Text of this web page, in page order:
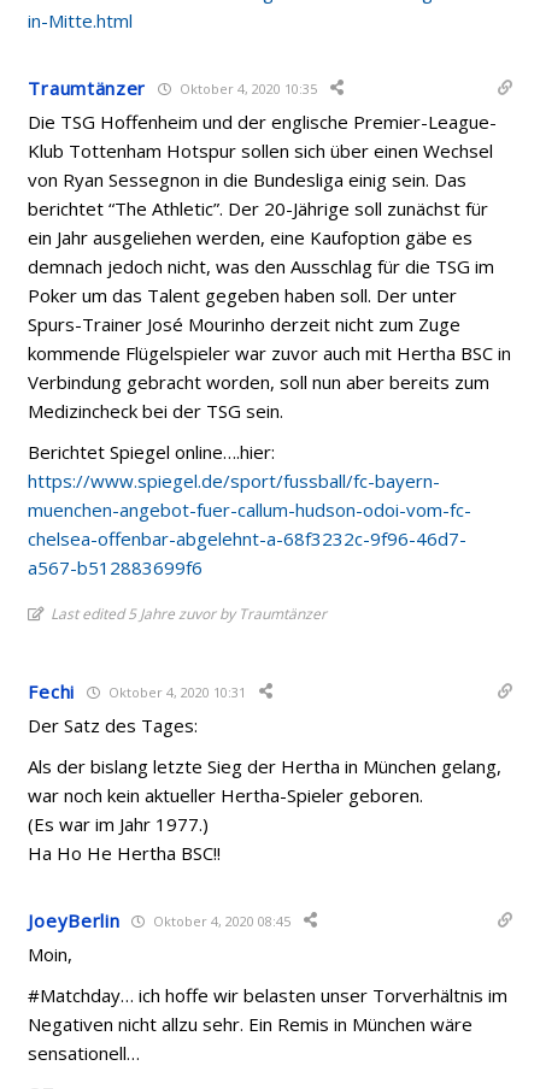
in-Mitte.html
Traumtänzer Oktober 4, 2020 10:35
Die TSG Hoffenheim und der englische Premier-League-
Klub Tottenham Hotspur sollen sich über einen Wechsel
von Ryan Sessegnon in die Bundesliga einig sein. Das
berichtet “The Athletic”. Der 20-Jährige soll zunächst für
ein Jahr ausgeliehen werden, eine Kaufoption gäbe es
demnach jedoch nicht, was den Ausschlag für die TSG im
Poker um das Talent gegeben haben soll. Der unter
Spurs-Trainer José Mourinho derzeit nicht zum Zuge
kommende Flügelspieler war zuvor auch mit Hertha BSC in
Verbindung gebracht worden, soll nun aber bereits zum
Medizincheck bei der TSG sein.
Berichtet Spiegel online….hier:
https://www.spiegel.de/sport/fussball/fc-bayern-
muenchen-angebot-fuer-callum-hudson-odoi-vom-fc-
chelsea-offenbar-abgelehnt-a-68f3232c-9f96-46d7-
a567-b512883699f6
Last edited 5 Jahre zuvor by Traumtänzer
Fechi Oktober 4, 2020 10:31
Der Satz des Tages:
Als der bislang letzte Sieg der Hertha in München gelang,
war noch kein aktueller Hertha-Spieler geboren.
(Es war im Jahr 1977.)
Ha Ho He Hertha BSC!!
JoeyBerlin Oktober 4, 2020 08:45
Moin,
#Matchday… ich hoffe wir belasten unser Torverhältnis im
Negativen nicht allzu sehr. Ein Remis in München wäre
sensationell…